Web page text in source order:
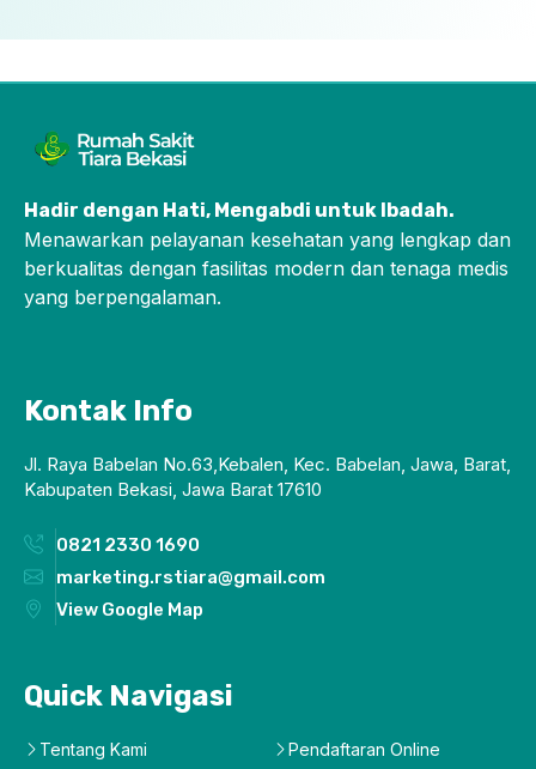
Hadir dengan Hati, Mengabdi untuk Ibadah.
Menawarkan pelayanan kesehatan yang lengkap dan
berkualitas dengan fasilitas modern dan tenaga medis
yang berpengalaman.
Kontak Info
Jl. Raya Babelan No.63,Kebalen, Kec. Babelan, Jawa, Barat,
Kabupaten Bekasi, Jawa Barat 17610
0821 2330 1690
marketing.rstiara@gmail.com
View Google Map
Quick Navigasi
Tentang Kami Pendaftaran Online